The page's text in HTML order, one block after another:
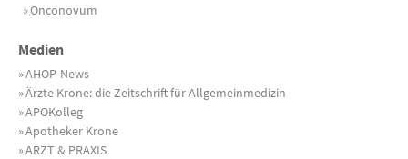
»Onconovum
Medien
»AHOP-News
»Ärzte Krone: die Zeitschrift für Allgemeinmedizin
»APOKolleg
»Apotheker Krone
»ARZT & PRAXIS